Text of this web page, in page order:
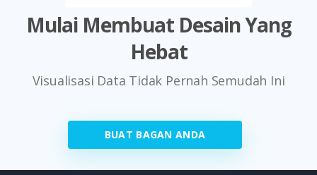
Mulai Membuat Desain Yang
Hebat
Visualisasi Data Tidak Pernah Semudah Ini
BUAT BAGAN ANDA